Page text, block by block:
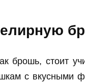
брошь, стоит
с вкусными